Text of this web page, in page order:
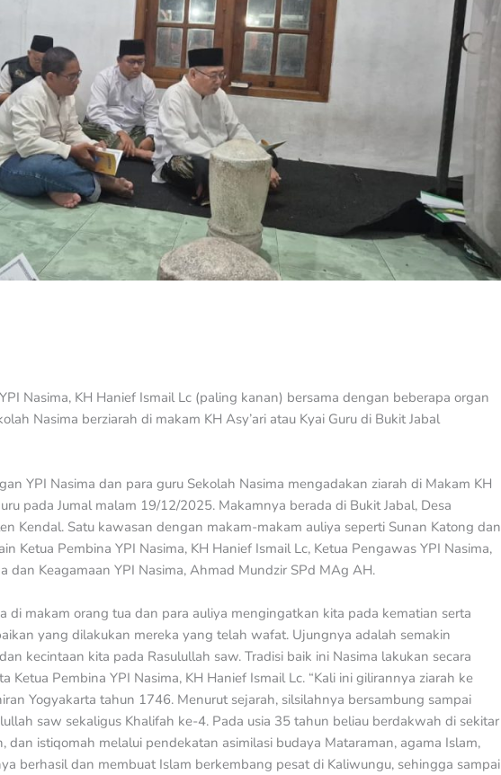
Nasima, KH Hanief Ismail Lc (paling kanan) bersama dengan beberapa organ
Nasima berziarah di makam KH Asy’ari atau Kyai Guru di Bukit Jabal
YPI Nasima dan para guru Sekolah Nasima mengadakan ziarah di Makam KH
pada Jumal malam 19/12/2025. Makamnya berada di Bukit Jabal, Desa
Kendal. Satu kawasan dengan makam-makam auliya seperti Sunan Katong dan
Ketua Pembina YPI Nasima, KH Hanief Ismail Lc, Ketua Pengawas YPI Nasima,
dan Keagamaan YPI Nasima, Ahmad Mundzir SPd MAg AH.
di makam orang tua dan para auliya mengingatkan kita pada kematian serta
yang dilakukan mereka yang telah wafat. Ujungnya adalah semakin
kecintaan kita pada Rasulullah saw. Tradisi baik ini Nasima lakukan secara
Ketua Pembina YPI Nasima, KH Hanief Ismail Lc. “Kali ini gilirannya ziarah ke
Yogyakarta tahun 1746. Menurut sejarah, silsilahnya bersambung sampai
saw sekaligus Khalifah ke-4. Pada usia 35 tahun beliau berdakwah di sekitar
istiqomah melalui pendekatan asimilasi budaya Mataraman, agama Islam,
berhasil dan membuat Islam berkembang pesat di Kaliwungu, sehingga sampai